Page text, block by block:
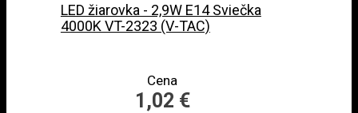
LED žiarovka - 2,9W E14 Sviečka
4000K VT-2323 (V-TAC)
Cena
1,02 €